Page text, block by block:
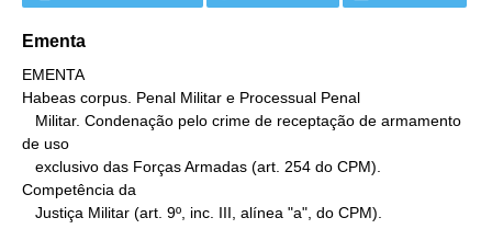
Ementa
EMENTA
Habeas corpus. Penal Militar e Processual Penal
de uso
Competência da